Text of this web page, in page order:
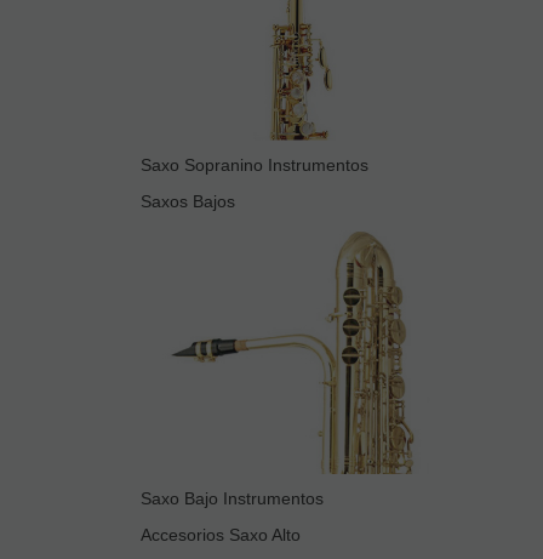
Saxo Sopranino Instrumentos
Saxos Bajos
Saxo Bajo Instrumentos
Accesorios Saxo Alto